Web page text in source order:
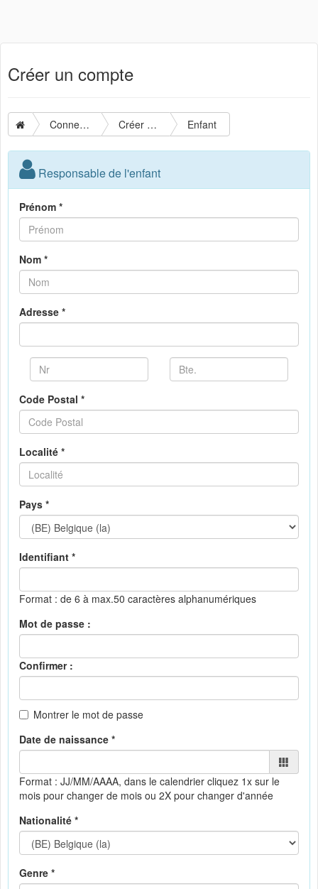
Créer un compte
Connexion Créer un compte Enfant
Responsable de l'enfant
Prénom *
Nom *
Adresse *
Code Postal *
Localité *
Pays *
Identifiant *
Format : de 6 à max.50 caractères alphanumériques
Mot de passe :
Confirmer :
Montrer le mot de passe
Date de naissance *
Format : JJ/MM/AAAA, dans le calendrier cliquez 1x sur le
mois pour changer de mois ou 2X pour changer d'année
Nationalité *
Genre *